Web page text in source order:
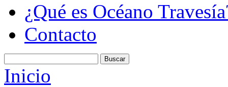
¿Qué es Océano
Contacto
Inicio